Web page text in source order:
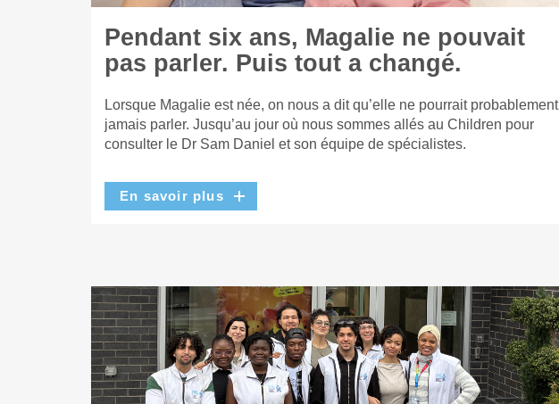
Pendant six ans, Magalie ne pouvait
pas parler. Puis tout a changé.
Lorsque Magalie est née, on nous a dit qu’elle ne pourrait probablement
jamais parler. Jusqu’au jour où nous sommes allés au Children pour
consulter le Dr Sam Daniel et son équipe de spécialistes.
En savoir plus